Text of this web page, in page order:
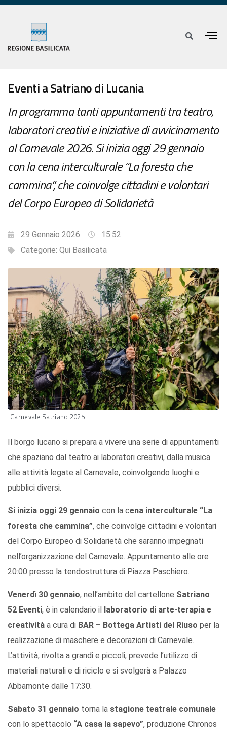
Eventi a Satriano di Lucania
In programma tanti appuntamenti tra teatro,
laboratori creativi e iniziative di avvicinamento
al Carnevale 2026. Si inizia oggi 29 gennaio
con la cena interculturale “La foresta che
cammina”, che coinvolge cittadini e volontari
del Corpo Europeo di Solidarietà
29 Gennaio 2026
15:52
Categorie: Qui Basilicata
Carnevale Satriano 2025
Il borgo lucano si prepara a vivere una serie di appuntamenti
che spaziano dal teatro ai laboratori creativi, dalla musica
alle attività legate al Carnevale, coinvolgendo luoghi e
pubblici diversi.
Si inizia oggi 29 gennaio con la cena interculturale “La
foresta che cammina”, che coinvolge cittadini e volontari
del Corpo Europeo di Solidarietà che saranno impegnati
nell’organizzazione del Carnevale. Appuntamento alle ore
20:00 presso la tendostruttura di Piazza Paschiero.
Venerdì 30 gennaio, nell’ambito del cartellone Satriano
52 Eventi, è in calendario il laboratorio di arte-terapia e
creatività a cura di BAR – Bottega Artisti del Riuso per la
realizzazione di maschere e decorazioni di Carnevale.
L’attività, rivolta a grandi e piccoli, prevede l’utilizzo di
materiali naturali e di riciclo e si svolgerà a Palazzo
Abbamonte dalle 17:30.
Sabato 31 gennaio torna la stagione teatrale comunale
con lo spettacolo “A casa la sapevo”, produzione Chronos